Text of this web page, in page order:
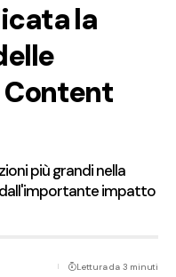
la
più grandi nella
dall'importante impatto
Lettura da 3 minuti